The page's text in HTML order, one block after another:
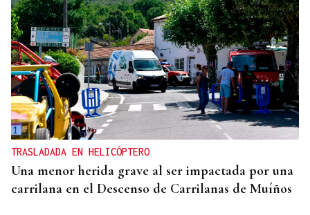
TRASLADADA EN HELICÓPTERO
Una menor herida grave al ser impactada por una
carrilana en el Descenso de Carrilanas de Muíños